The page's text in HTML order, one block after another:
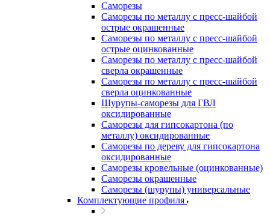
Саморезы
Саморезы по металлу с пресс-шайбой
острые окрашенные
Саморезы по металлу с пресс-шайбой
острые оцинкованные
Саморезы по металлу с пресс-шайбой
сверла окрашенные
Саморезы по металлу с пресс-шайбой
сверла оцинкованные
Шурупы-саморезы для ГВЛ
оксидированные
Саморезы для гипсокартона (по
металлу) оксидированные
Саморезы по дереву для гипсокартона
оксидированные
Саморезы кровельные (оцинкованные)
Саморезы окрашенные
Саморезы (шурупы) универсальные
Комплектующие профиля